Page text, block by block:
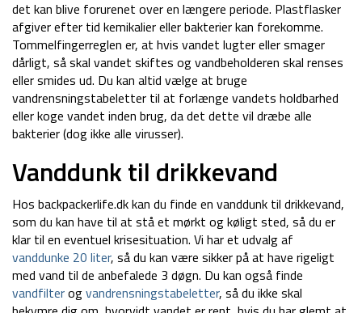
det kan blive forurenet over en længere periode. Plastflasker
afgiver efter tid kemikalier eller bakterier kan forekomme.
Tommelfingerreglen er, at hvis vandet lugter eller smager
dårligt, så skal vandet skiftes og vandbeholderen skal renses
eller smides ud. Du kan altid vælge at bruge
vandrensningstabeletter til at forlænge vandets holdbarhed
eller koge vandet inden brug, da det dette vil dræbe alle
bakterier (dog ikke alle virusser).
Vanddunk til drikkevand
Hos backpackerlife.dk kan du finde en vanddunk til drikkevand,
som du kan have til at stå et mørkt og køligt sted, så du er
klar til en eventuel krisesituation. Vi har et udvalg af
vanddunke 20 liter, så du kan være sikker på at have rigeligt
med vand til de anbefalede 3 døgn. Du kan også finde
vandfilterogvandrensningstabeletter, så du ikke skal